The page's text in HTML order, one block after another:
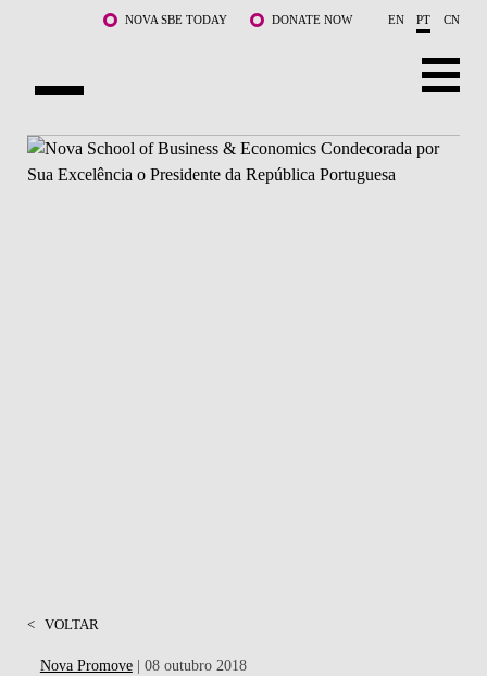
Saltar para o conteúdo principalNOVA SBE TODAY DONATE NOW EN PT CN
SOBRE NÓS
< VOLTAR
Nova Promove| 08 outubro 2018